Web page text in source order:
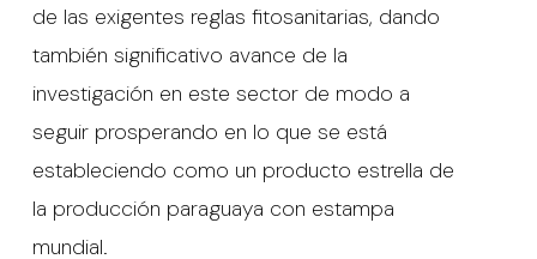
de las exigentes reglas fitosanitarias, dando
también significativo avance de la
investigación en este sector de modo a
seguir prosperando en lo que se está
estableciendo como un producto estrella de
la producción paraguaya con estampa
mundial.